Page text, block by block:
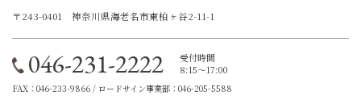
〒243-0401 神奈川県海老名市東柏ヶ谷2-11-1
046-231-2222
受付時間
8:15～17:00
FAX：046-233-9866 / ロードサイン事業部：046-205-5588